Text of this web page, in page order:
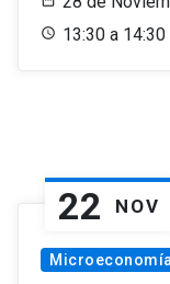
13:30 a 14:30
22 NOV